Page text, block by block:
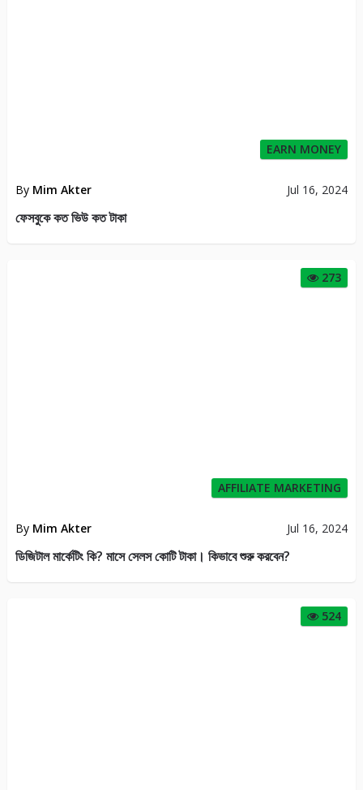
EARN MONEY
By Mim Akter Jul 16, 2024
ফেসবুকে কত ভিউ কত টাকা
273
AFFILIATE MARKETING
By Mim Akter Jul 16, 2024
ডিজিটাল মার্কেটিং কি? মাসে সেলস কোটি টাকা। কিভাবে শুরু করবেন?
524